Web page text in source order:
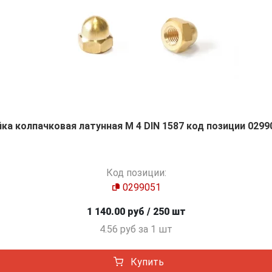
колпачковая латунная М 4 DIN 1587 код позиции
Код позиции:
0299051
1 140.00 руб / 250 шт
4.56 руб за 1 шт
Купить